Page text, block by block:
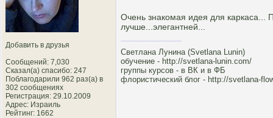
Добавить в друзья
Сообщений: 7,030
Сказал(а) спасибо: 247
Поблагодарили 962 раз(а) в
302 сообщениях
Регистрация: 29.10.2009
Адрес: Израиль
Рейтинг: 1662
Очень знакомая идея для каркаса...
лучше...элегантней...
Светлана Лунина (Svetlana Lunin)
обучение - http://svetlana-lunin.com/
группы курсов - в ВК и в ФБ
флористический блог - http://svetlana-